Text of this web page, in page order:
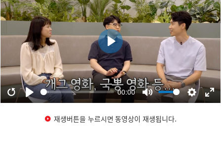
재생버튼을 누르시면 동영상이 재생됩니다.